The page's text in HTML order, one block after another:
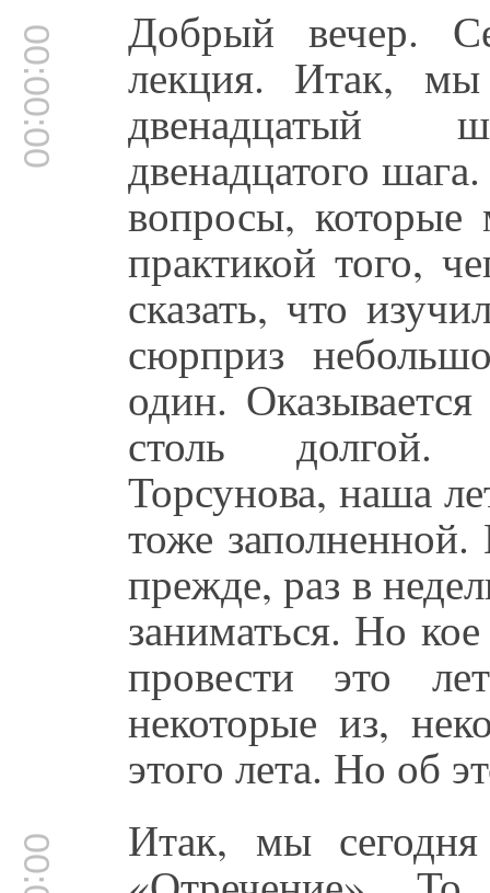
00:00:00 Добрый вечер.
лекция. Итак, мы
двенадцатый
двенадцатого
вопросы,
практикой того,
сказать, что
сюрприз
один.
столь долгой.
Торсунова, наша
тоже
прежде, раз в
заниматься. Но
провести это
некоторые из,
этого лета. Но об
Итак, мы